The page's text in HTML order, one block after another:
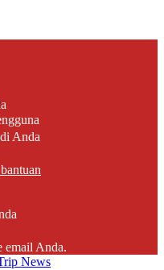
Anda
email Anda.
News